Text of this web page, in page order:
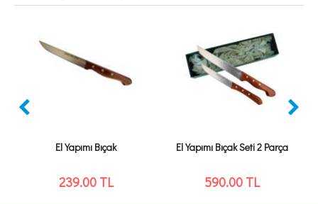
El Yapımı Bıçak
239.00TL
El Yapımı Bıçak Seti 2 Parça
590.00 TL